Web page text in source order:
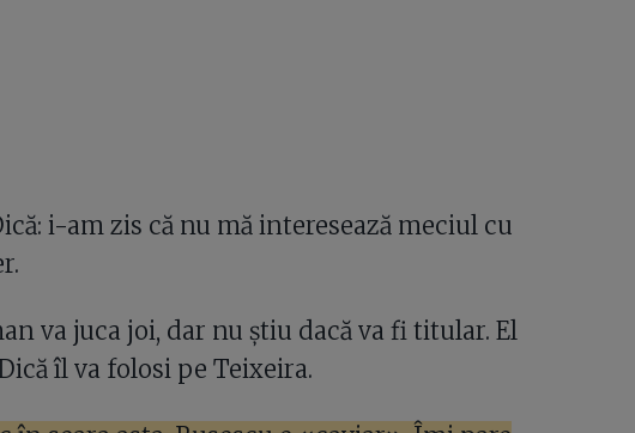
i-am zis că nu mă interesează meciul cu
va juca joi, dar nu știu dacă va fi titular. El
îl va folosi pe Teixeira.